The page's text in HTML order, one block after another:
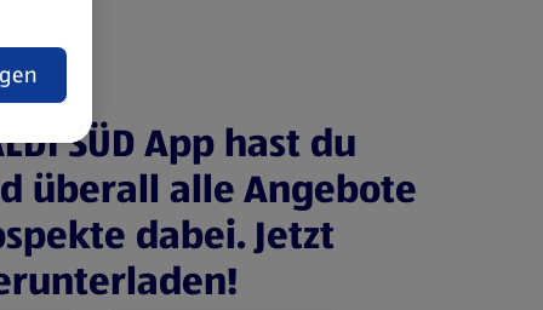
SÜD App hast du
überall alle Angebote
dabei. Jetzt